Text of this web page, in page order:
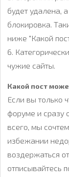
будет удалена,
блокировка.
ниже "Какой
6.
чужие сайты.
Какой пост
Если вы только
форуме и сразу
всего, мы
избежании
воздержаться
отписывайтесь